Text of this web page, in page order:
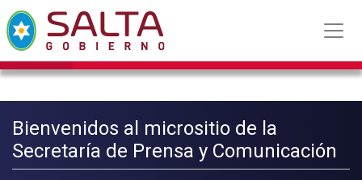
Bienvenidos al micrositio de la
Secretaría de Prensa y Comunicación